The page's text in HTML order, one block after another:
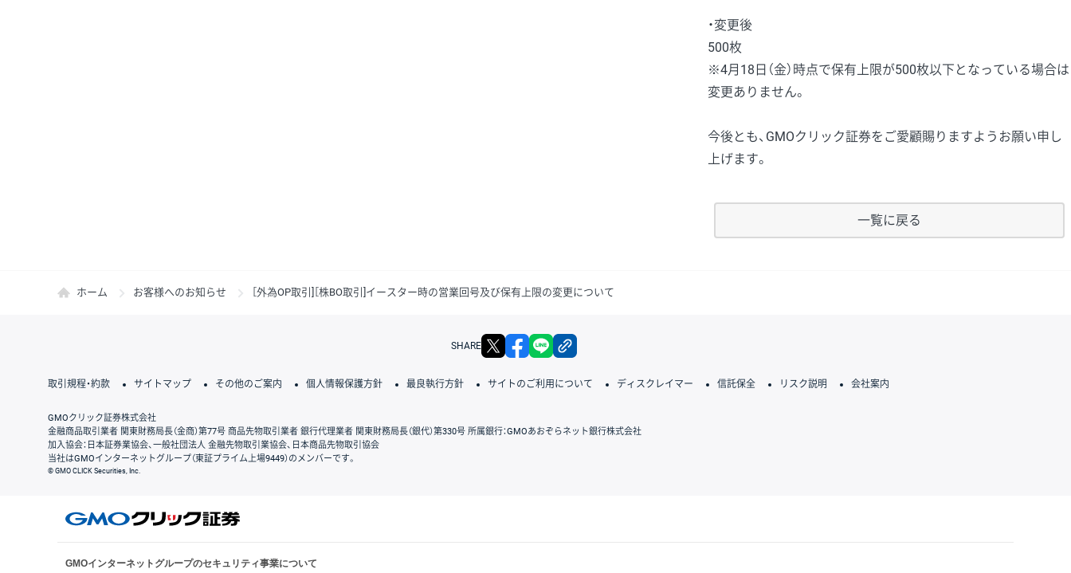
・変更後
500枚
※4月18日（金）時点で保有上限が500枚以下となっている場合は
変更ありません。
今後とも、GMOクリック証券をご愛顧賜りますようお願い申し
上げます。
一覧に戻る
ホーム お客様へのお知らせ ［外為OP取引]［株BO取引]イースター時の営業回号及び保有上限の変更について
SHARE X facebook
取引規程・約款 サイトマップ その他のご案内 個人情報保護方針 最良執行方針 サイトのご利用について ディスクレイマー 信託保全 リスク説明 会社案内
GMOクリック証券株式会社
金融商品取引業者 関東財務局長（金商）第77号 商品先物取引業者 銀行代理業者 関東財務局長（銀代）第330号 所属銀行：GMOあおぞらネット銀行株式会社
加入協会：日本証券業協会、一般社団法人 金融先物取引業協会、日本商品先物取引協会
当社はGMOインターネットグループ（東証プライム上場9449）のメンバーです。
© GMO CLICK Securities, Inc.
GMOインターネットグループのセキュリティ事業について